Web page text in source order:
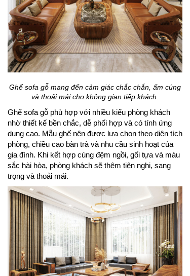
Ghế sofa gỗ mang đến cảm giác chắc chắn, ấm cúng
và thoải mái cho không gian tiếp khách.
Ghế sofa gỗ phù hợp với nhiều kiểu phòng khách
nhờ thiết kế bền chắc, dễ phối hợp và có tính ứng
dụng cao. Mẫu ghế nên được lựa chọn theo diện tích
phòng, chiều cao bàn trà và nhu cầu sinh hoạt của
gia đình. Khi kết hợp cùng đệm ngồi, gối tựa và màu
sắc hài hòa, phòng khách sẽ thêm tiện nghi, sang
trọng và thoải mái.